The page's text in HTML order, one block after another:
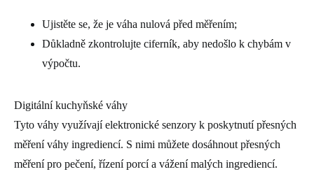
Ujistěte se, že je váha nulová před měřením;
Důkladně zkontrolujte ciferník, aby nedošlo k chybám v
výpočtu.
Digitální kuchyňské váhy
Tyto váhy využívají elektronické senzory k poskytnutí přesných
měření váhy ingrediencí. S nimi můžete dosáhnout přesných
měření pro pečení, řízení porcí a vážení malých ingrediencí.